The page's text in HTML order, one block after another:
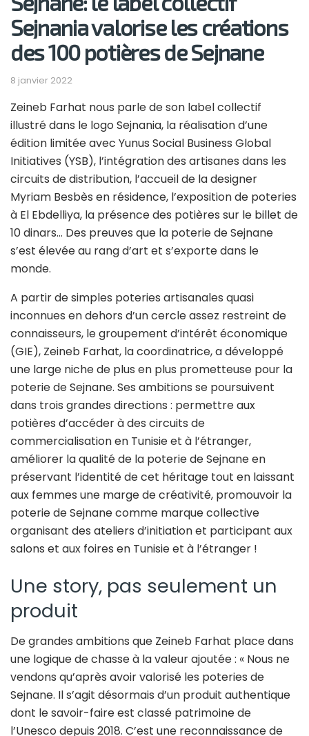
Sejnania valorise les créations
des 100 potières de Sejnane
8 janvier 2022
Zeineb Farhat nous parle de son label collectif
illustré dans le logo Sejnania, la réalisation d’une
édition limitée avec Yunus Social Business Global
Initiatives (YSB), l’intégration des artisanes dans les
circuits de distribution, l’accueil de la designer
Myriam Besbès en résidence, l’exposition de poteries
à El Ebdelliya, la présence des potières sur le billet de
10 dinars… Des preuves que la poterie de Sejnane
s’est élevée au rang d’art et s’exporte dans le
monde.
A partir de simples poteries artisanales quasi
inconnues en dehors d’un cercle assez restreint de
connaisseurs, le groupement d’intérêt économique
(GIE), Zeineb Farhat, la coordinatrice, a développé
une large niche de plus en plus prometteuse pour la
poterie de Sejnane. Ses ambitions se poursuivent
dans trois grandes directions : permettre aux
potières d’accéder à des circuits de
commercialisation en Tunisie et à l’étranger,
améliorer la qualité de la poterie de Sejnane en
préservant l’identité de cet héritage tout en laissant
aux femmes une marge de créativité, promouvoir la
poterie de Sejnane comme marque collective
organisant des ateliers d’initiation et participant aux
salons et aux foires en Tunisie et à l’étranger !
Une story, pas seulement un
produit
De grandes ambitions que Zeineb Farhat place dans
une logique de chasse à la valeur ajoutée : « Nous ne
vendons qu’après avoir valorisé les poteries de
Sejnane. Il s’agit désormais d’un produit authentique
dont le savoir-faire est classé patrimoine de
l’Unesco depuis 2018. C’est une reconnaissance de